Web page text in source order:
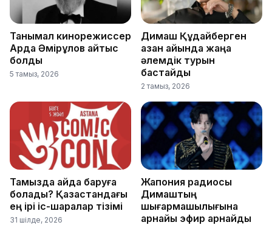
Танымал кинорежиссер
Ардақ Әмірқұлов қайтыс
болды
5 тамыз, 2026
Димаш Құдайберген
қазан айында жаңа
әлемдік турын
бастайды
2 тамыз, 2026
Тамызда қайда баруға
болады? Қазақстандағы
ең ірі іс-шаралар тізімі
31 шілде, 2026
Жапония радиосы
Димаштың
шығармашылығына
арнайы эфир арнайды